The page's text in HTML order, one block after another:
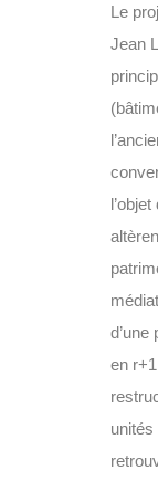
Le
Jean
d’une
en
unités